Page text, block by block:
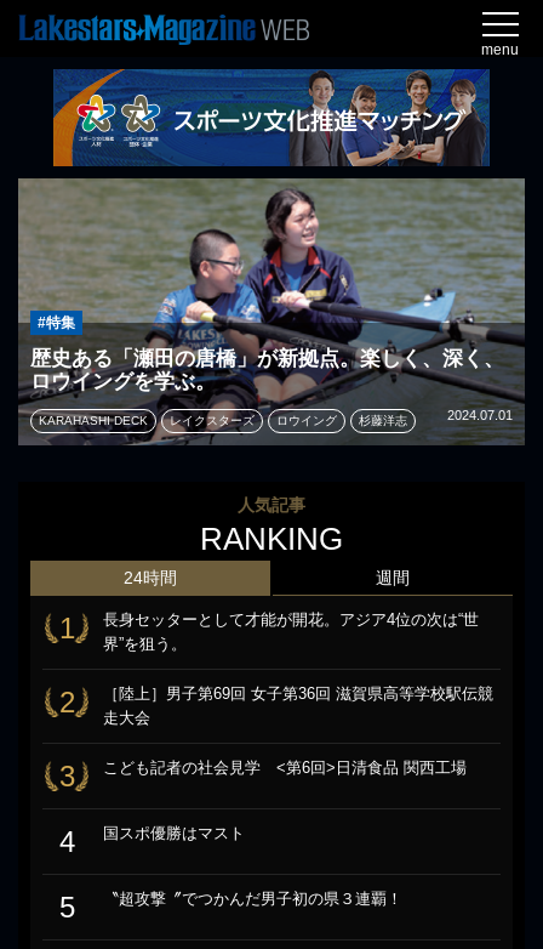
menu
#特集
歴史ある「瀬田の唐橋」が新拠点。楽しく、深く、
ロウイングを学ぶ。
2024.07.01
KARAHASHI DECK レイクスターズ ロウイング 杉藤洋志
人気記事
RANKING
24時間
1
長身セッターとして才能が開花。アジア4位の次は“世
界”を狙う。
2
［陸上］男子第69回 女子第36回 滋賀県高等学校駅伝競
走大会
3 こども記者の社会見学 <第6回>日清食品 関西工場
4 国スポ優勝はマスト
5 〝超攻撃〞でつかんだ男子初の県３連覇！
週間